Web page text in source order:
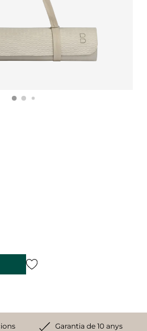
Garantia de 10 anys